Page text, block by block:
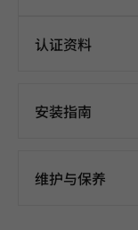
认证资料
安装指南
维护与保养